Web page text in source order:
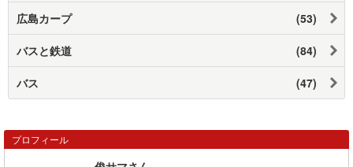
広島カープ (53)
バスと鉄道 (84)
バス (47)
プロフィール